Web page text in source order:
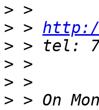
>
> >
>
>
>
> > On